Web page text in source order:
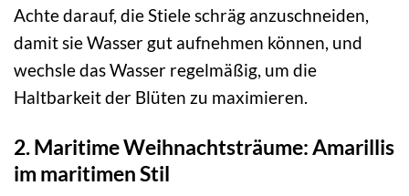
Achte darauf, die Stiele schräg anzuschneiden,
damit sie Wasser gut aufnehmen können, und
wechsle das Wasser regelmäßig, um die
Haltbarkeit der Blüten zu maximieren.
2. Maritime Weihnachtsträume: Amarillis
im maritimen Stil